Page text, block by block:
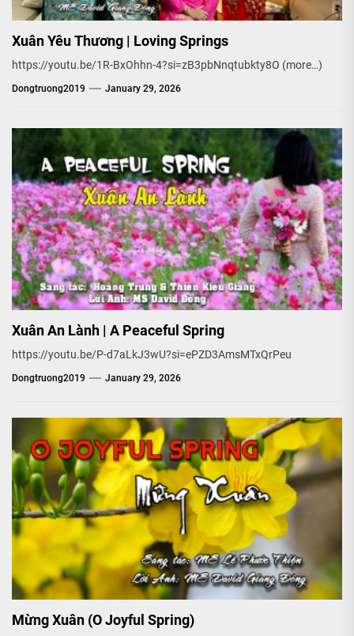
Xuân Yêu Thương | Loving Springs
https://youtu.be/1R-BxOhhn-4?si=zB3pbNnqtubkty8O (more…)
Dongtruong2019 January 29, 2026
Xuân An Lành | A Peaceful Spring
https://youtu.be/P-d7aLkJ3wU?si=ePZD3AmsMTxQrPeu
Dongtruong2019 January 29, 2026
Mừng Xuân (O Joyful Spring)